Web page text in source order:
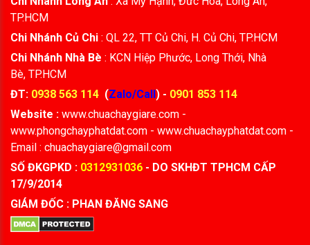
TP.HCM
Chi Nhánh Củ Chi : QL 22, TT Củ Chi, H. Củ Chi, TP.HCM
Chi Nhánh Nhà Bè : KCN Hiệp Phước, Long Thới, Nhà
Bè, TP.HCM
ĐT: 0938 563 114 (Zalo/Call) - 0901 853 114
Website : www.chuachaygiare.com -
www.phongchayphatdat.com - www.chuachayphatdat.com -
Email : chuachaygiare@gmail.com
SỐ ĐKGPKD : 0312931036 - DO SKHĐT TPHCM CẤP
17/9/2014
GIÁM ĐỐC : PHAN ĐĂNG SANG